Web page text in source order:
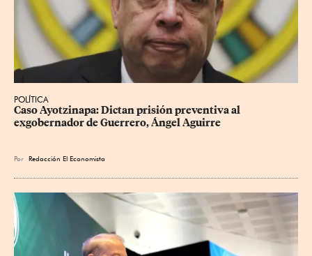
POLÍTICA
Caso Ayotzinapa: Dictan prisión preventiva al
exgobernador de Guerrero, Ángel Aguirre
Por Redacción El Economista